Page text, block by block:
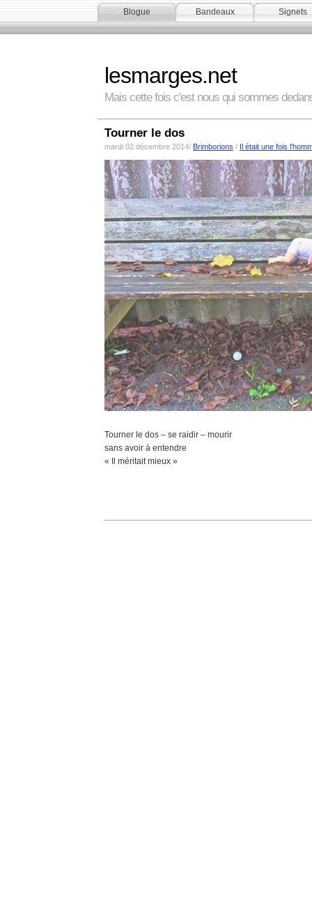
Blogue Bandeaux Signets
lesmarges.net
Mais cette fois c'est nous qui sommes
Tourner le dos
mardi 02 décembre 2014/ Brimborions / Il était une fois
Tourner le dos – se raidir – mourir
sans avoir à entendre
« Il méritait mieux »